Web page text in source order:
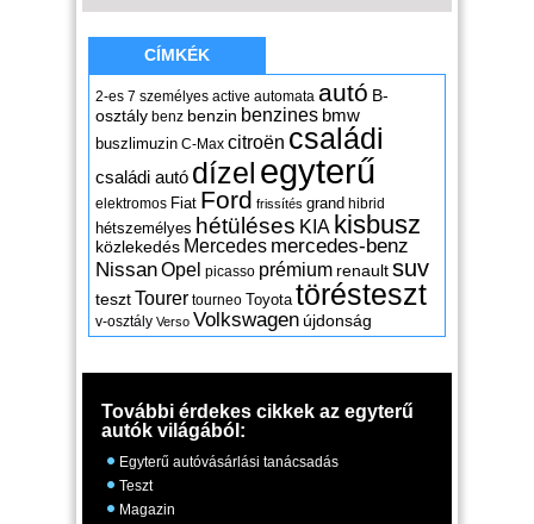
CÍMKÉK
2-es 7 személyes active automata autó B-
osztály benz benzin benzines bmw
buszlimuzin C-Max citroën családi
családi autó dízel egyterű
elektromos Fiat Ford frissítés grand hibrid
hétszemélyes hétüléses KIA kisbusz
közlekedés Mercedes mercedes-benz
NissanOpel picasso prémium renaultsuv
tesztTourer tourneo Toyota törésteszt
v-osztály Verso Volkswagen újdonság
További érdekes cikkek az egyterű
autók világából:
Egyterű autóvásárlási tanácsadás
Teszt
Magazin